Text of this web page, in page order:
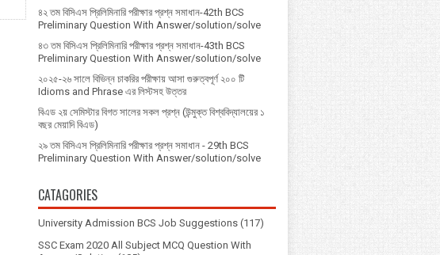
৪২ তম বিসিএস প্রিলিমিনারি পরীক্ষার প্রশ্ন সমাধান-42th BCS
Preliminary Question With Answer/solution/solve
৪৩ তম বিসিএস প্রিলিমিনারি পরীক্ষার প্রশ্ন সমাধান-43th BCS
Preliminary Question With Answer/solution/solve
২০২৫-২৬ সালে বিভিন্ন চাকরির পরীক্ষায় আসা গুরুত্বপূর্ণ ২০০ টি
Idioms and Phrase এর লিস্টসহ উত্তর
বিএড ২য় সেমিস্টার বিগত সালের সকল প্রশ্ন (উন্মুক্ত বিশ্ববিদ্যালয়ের ১
বছর মেয়াদি বিএড)
২৯ তম বিসিএস প্রিলিমিনারি পরীক্ষার প্রশ্ন সমাধান - 29th BCS
Preliminary Question With Answer/solution/solve
CATAGORIES
University Admission BCS Job Suggestions (117)
SSC Exam 2020 All Subject MCQ Question With